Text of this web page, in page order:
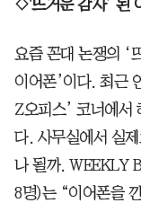
◇'뜨거운 감자’ 된
요즘 꼰대 논쟁의 ‘
이어폰’이다. 최근
Z오피스’ 코너에서
다. 사무실에서 실
나 될까. WEEKLY
8명)는 “이어폰을